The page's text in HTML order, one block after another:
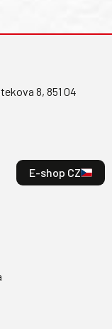
8, 851 04
E-shop CZ